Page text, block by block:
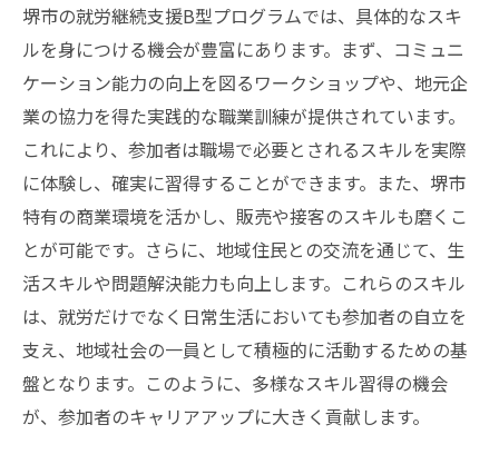
堺市の就労継続支援B型プログラムでは、具体的なスキ
ルを身につける機会が豊富にあります。まず、コミュニ
ケーション能力の向上を図るワークショップや、地元企
業の協力を得た実践的な職業訓練が提供されています。
これにより、参加者は職場で必要とされるスキルを実際
に体験し、確実に習得することができます。また、堺市
特有の商業環境を活かし、販売や接客のスキルも磨くこ
とが可能です。さらに、地域住民との交流を通じて、生
活スキルや問題解決能力も向上します。これらのスキル
は、就労だけでなく日常生活においても参加者の自立を
支え、地域社会の一員として積極的に活動するための基
盤となります。このように、多様なスキル習得の機会
が、参加者のキャリアアップに大きく貢献します。